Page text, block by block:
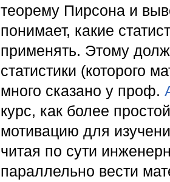
теорему Пирсона и
понимает, какие
применять. Этому
статистики (которого
много сказано у проф.
курс, как более
мотивацию для
читая по сути
параллельно вести